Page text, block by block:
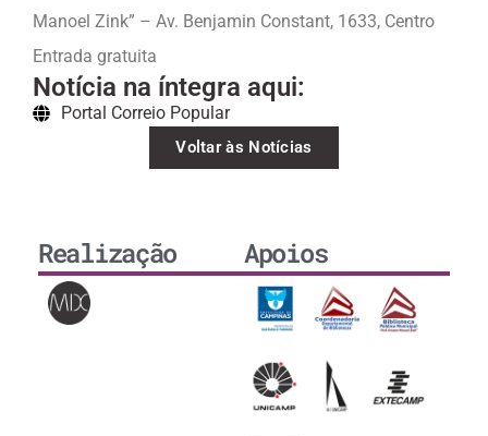
Manoel Zink” – Av. Benjamin Constant, 1633, Centro
Entrada gratuita
Notícia na íntegra aqui:
Portal Correio Popular
Voltar às Notícias
Realização Apoios